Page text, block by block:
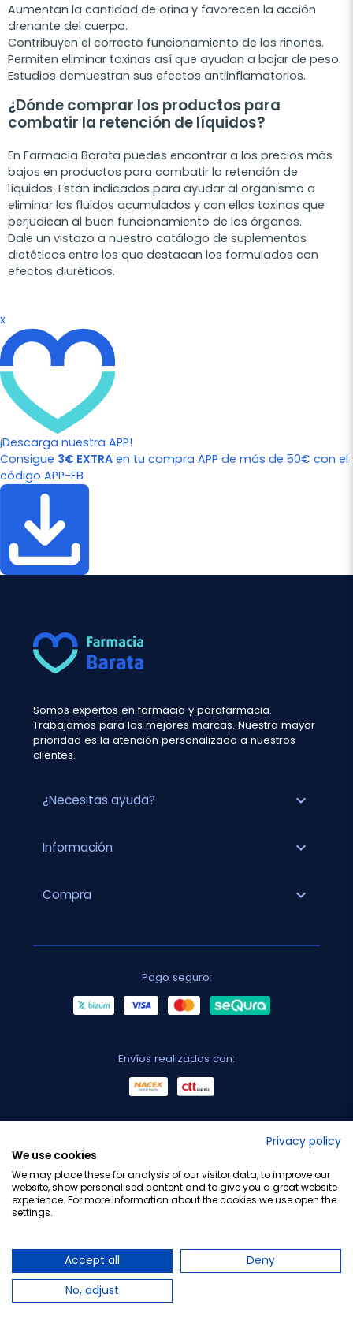
Aumentan la cantidad de orina y favorecen la acción
drenante del cuerpo.
Contribuyen el correcto funcionamiento de los riñones.
Permiten eliminar toxinas así que ayudan a bajar de peso.
Estudios demuestran sus efectos antiinflamatorios.
¿Dónde comprar los productos para
combatir la retención de líquidos?
En Farmacia Barata puedes encontrar a los precios más
bajos en productos para combatir la retención de
líquidos. Están indicados para ayudar al organismo a
eliminar los fluidos acumulados y con ellas toxinas que
perjudican al buen funcionamiento de los órganos.
Dale un vistazo a nuestro catálogo de suplementos
dietéticos entre los que destacan los formulados con
efectos diuréticos.
x
¡Descarga nuestra APP!
Consigue 3€ EXTRA en tu compra APP de más de 50€ con el
código APP-FB
Somos expertos en farmacia y parafarmacia.
Trabajamos para las mejores marcas. Nuestra mayor
prioridad es la atención personalizada a nuestros
clientes.
¿Necesitas ayuda? expand_more
Información expand_more
Compra expand_more
Pago seguro:
Envíos realizados con:
Privacy policy
We use cookies
We may place these for analysis of our visitor data, to improve our
website, show personalised content and to give you a great website
experience. For more information about the cookies we use open the
settings.
Accept all
Deny
No, adjust